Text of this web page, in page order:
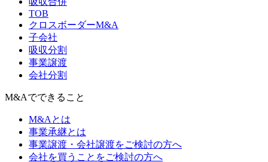
TOB
クロスボーダーM&A
子会社
吸収分割
事業譲渡
会社分割
M&Aでできること
M&Aとは
事業承継とは
事業譲渡・会社譲渡をご検討の方へ
会社を買うことをご検討の方へ